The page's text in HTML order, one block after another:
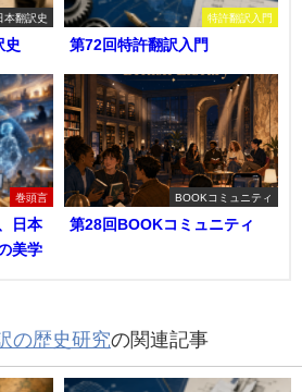
本翻訳史
史
特許翻訳入門
第72回特許翻訳入門
巻頭言
日本
美学
BOOKコミュニティ
第28回BOOKコミュニティ
の歴史研究の関連記事